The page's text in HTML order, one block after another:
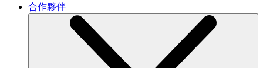
合作夥伴